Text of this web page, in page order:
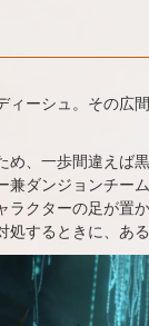
ーシュ。その広
め、一歩間違え
兼ダンジョンチー
ラクターの足が置
するときに、あ